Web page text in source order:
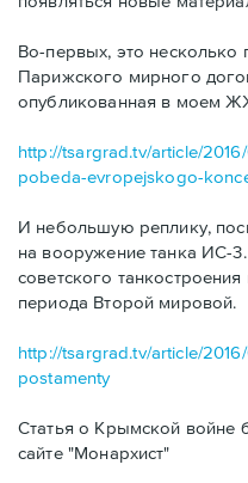
Во-первых, это несколько
Парижского мирного
опубликованная в моем
http://tsargrad.tv/article/
pobeda-evropejskogo-
И небольшую реплику,
на вооружение танка ИС-
советского
периода Второй мировой.
http://tsargrad.tv/article/
postamenty
Статья о Крымской войне
сайте "Монархист"